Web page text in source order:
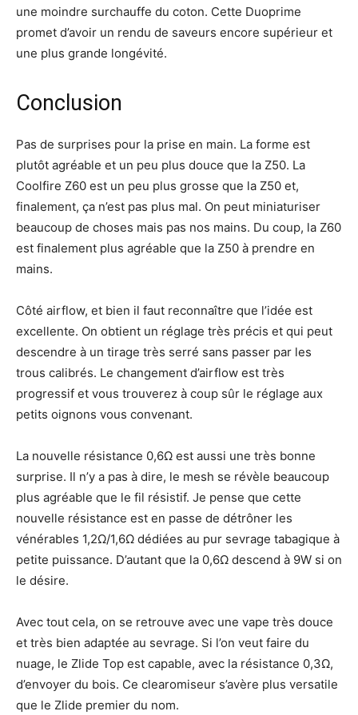
une moindre surchauffe du coton. Cette Duoprime
promet d’avoir un rendu de saveurs encore supérieur et
une plus grande longévité.
Conclusion
Pas de surprises pour la prise en main. La forme est
plutôt agréable et un peu plus douce que la Z50. La
Coolfire Z60 est un peu plus grosse que la Z50 et,
finalement, ça n’est pas plus mal. On peut miniaturiser
beaucoup de choses mais pas nos mains. Du coup, la Z60
est finalement plus agréable que la Z50 à prendre en
mains.
Côté airflow, et bien il faut reconnaître que l’idée est
excellente. On obtient un réglage très précis et qui peut
descendre à un tirage très serré sans passer par les
trous calibrés. Le changement d’airflow est très
progressif et vous trouverez à coup sûr le réglage aux
petits oignons vous convenant.
La nouvelle résistance 0,6Ω est aussi une très bonne
surprise. Il n’y a pas à dire, le mesh se révèle beaucoup
plus agréable que le fil résistif. Je pense que cette
nouvelle résistance est en passe de détrôner les
vénérables 1,2Ω/1,6Ω dédiées au pur sevrage tabagique à
petite puissance. D’autant que la 0,6Ω descend à 9W si on
le désire.
Avec tout cela, on se retrouve avec une vape très douce
et très bien adaptée au sevrage. Si l’on veut faire du
nuage, le Zlide Top est capable, avec la résistance 0,3Ω,
d’envoyer du bois. Ce clearomiseur s’avère plus versatile
que le Zlide premier du nom.